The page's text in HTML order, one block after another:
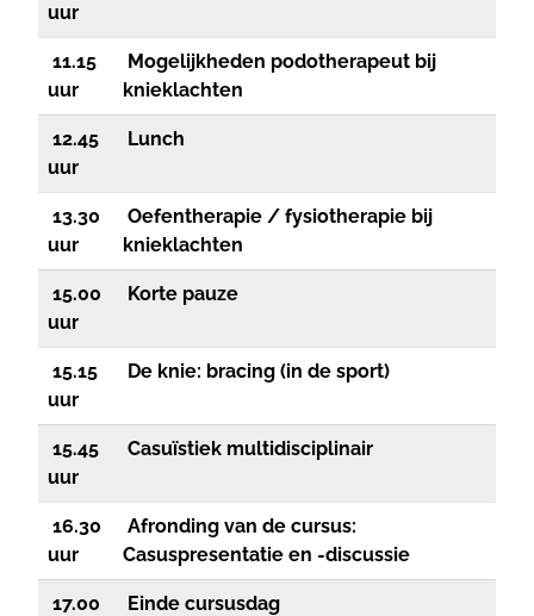
uur
11.15
uur
Mogelijkheden podotherapeut bij
knieklachten
12.45
uur
Lunch
13.30
uur
Oefentherapie / fysiotherapie bij
knieklachten
15.00
uur
Korte pauze
15.15
uur
De knie: bracing (in de sport)
15.45
uur
Casuïstiek multidisciplinair
16.30
uur
Afronding van de cursus:
Casuspresentatie en -discussie
17.00
Einde cursusdag